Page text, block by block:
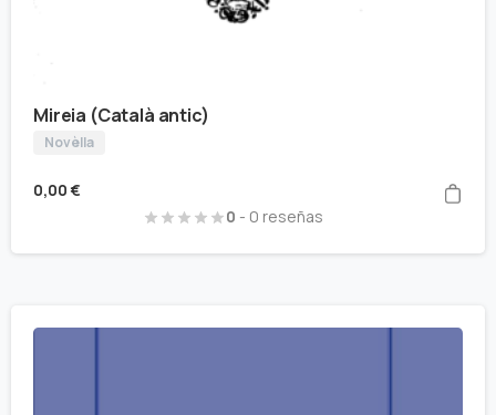
Mireia (Català antic)
Novèlla
0,00 €
0 - 0 reseñas